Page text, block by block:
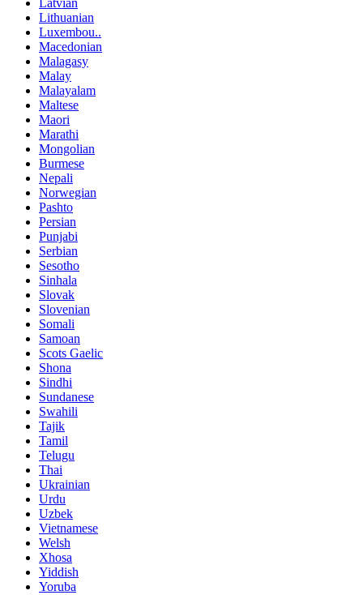
Latvian
Lithuanian
Luxembou..
Macedonian
Malagasy
Malay
Malayalam
Maltese
Maori
Marathi
Mongolian
Burmese
Nepali
Norwegian
Pashto
Persian
Punjabi
Serbian
Sesotho
Sinhala
Slovak
Slovenian
Somali
Samoan
Scots Gaelic
Shona
Sindhi
Sundanese
Swahili
Tajik
Tamil
Telugu
Thai
Ukrainian
Urdu
Uzbek
Vietnamese
Welsh
Xhosa
Yiddish
Yoruba